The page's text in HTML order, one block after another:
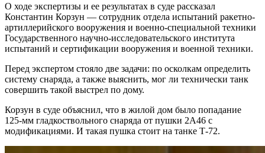
О ходе экспертизы и ее результатах в суде рассказал
Константин Корзун — сотрудник отдела испытаний ракетно-
артиллерийского вооружения и военно-специальной техники
Государственного научно-исследовательского института
испытаний и сертификации вооружения и военной техники.
Перед экспертом стояло две задачи: по осколкам определить
систему снаряда, а также выяснить, мог ли технически танк
совершить такой выстрел по дому.
Корзун в суде объяснил, что в жилой дом было попадание
125-мм гладкоствольного снаряда от пушки 2А46 с
модификациями. И такая пушка стоит на танке Т-72.